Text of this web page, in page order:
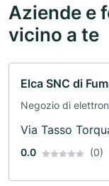
Aziende e
vicino a te
Elca SNC di
Negozio di
Via Tasso
0.0 (0)